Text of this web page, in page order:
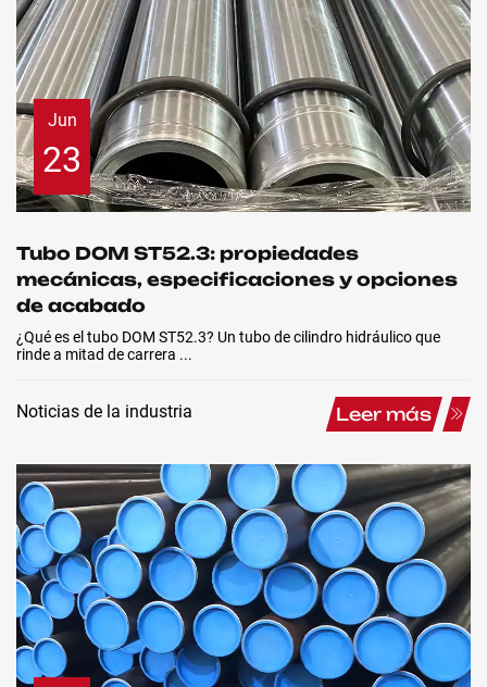
Jun
23
Tubo DOM ST52.3: propiedades
mecánicas, especificaciones y opciones
de acabado
¿Qué es el tubo DOM ST52.3? Un tubo de cilindro hidráulico que
rinde a mitad de carrera ...
Noticias de la industria Leer más